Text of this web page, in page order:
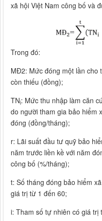
xã hội Việt Nam công bố và
Trong đó:
MĐ2: Mức đóng một lần cho
còn thiếu (đồng);
TNi: Mức thu nhập làm căn
do người tham gia bảo hiểm
đóng (đồng/tháng);
r: Lãi suất đầu tư quỹ bảo
năm trước liền kề với năm
công bố (%/tháng);
t: Số tháng đóng bảo hiểm
giá trị từ 1 đến 60;
i: Tham số tự nhiên có giá trị